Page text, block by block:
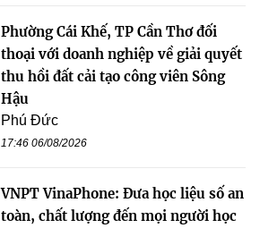
Phường Cái Khế, TP Cần Thơ đối
thoại với doanh nghiệp về giải quyết
thu hồi đất cải tạo công viên Sông
Hậu
Phú Đức
17:46 06/08/2026
VNPT VinaPhone: Đưa học liệu số an
toàn, chất lượng đến mọi người học